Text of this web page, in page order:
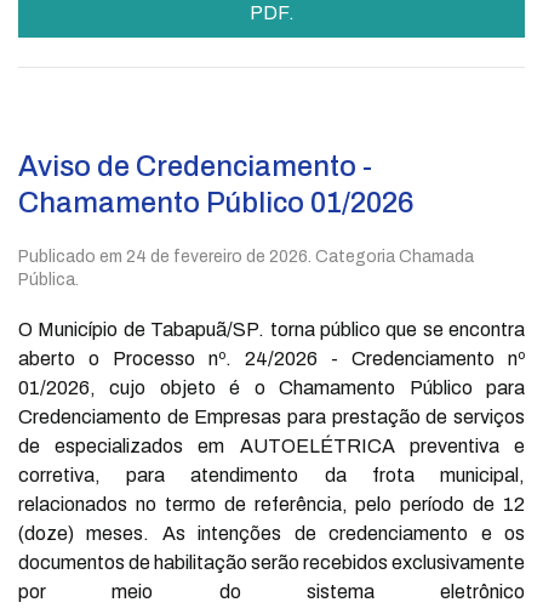
PDF.
Aviso de Credenciamento -
Chamamento Público 01/2026
Publicado em 24 de fevereiro de 2026 . Categoria Chamada
Pública.
O Município de Tabapuã/SP. torna público que se encontra
aberto o Processo nº. 24/2026 - Credenciamento nº
01/2026, cujo objeto é o Chamamento Público para
Credenciamento de Empresas para prestação de serviços
de especializados em AUTOELÉTRICA preventiva e
corretiva, para atendimento da frota municipal,
relacionados no termo de referência, pelo período de 12
(doze) meses. As intenções de credenciamento e os
documentos de habilitação serão recebidos exclusivamente
por meio do sistema eletrônico